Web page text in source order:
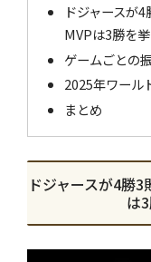
ドジャースが
MVPは3勝を
ゲームごとの
2025年ワール
まとめ
ドジャースが4勝
は